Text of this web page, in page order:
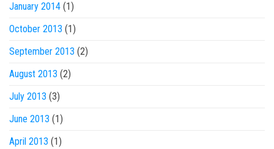
January 2014 (1)
October 2013 (1)
September 2013 (2)
August 2013 (2)
July 2013 (3)
June 2013 (1)
April 2013 (1)